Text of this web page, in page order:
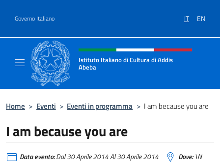
Governo Italiano IT EN
Intestazione sito, social e menù
Istituto Italiano di Cultura di Addis
Abeba
Home > Eventi > Eventi in programma > I am because you are
I am because you are
Data evento:Dal 30 Aprile 2014 Al 30 Aprile 2014 Dove:\N